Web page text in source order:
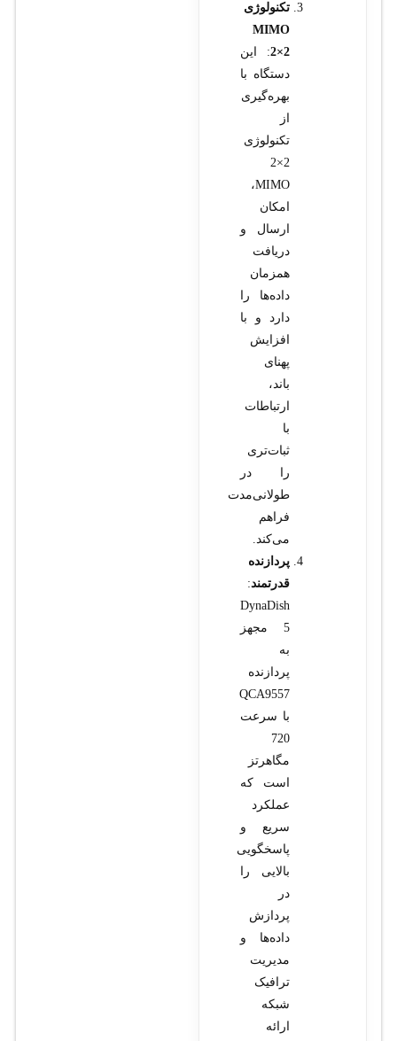
تکنولوژی
MIMO
2×2: این
دستگاه با
بهره‌گیری
از
تکنولوژی
2×2
MIMO،
امکان
ارسال و
دریافت
همزمان
داده‌ها را
دارد و با
افزایش
پهنای
باند،
ارتباطات
با
ثبات‌تری
را در
طولانی‌مدت
فراهم
می‌کند.
پردازنده
قدرتمند:
DynaDish
5 مجهز
به
پردازنده
QCA9557
با سرعت
720
مگاهرتز
است که
عملکرد
سریع و
پاسخگویی
بالایی را
در
پردازش
داده‌ها و
مدیریت
ترافیک
شبکه
ارائه